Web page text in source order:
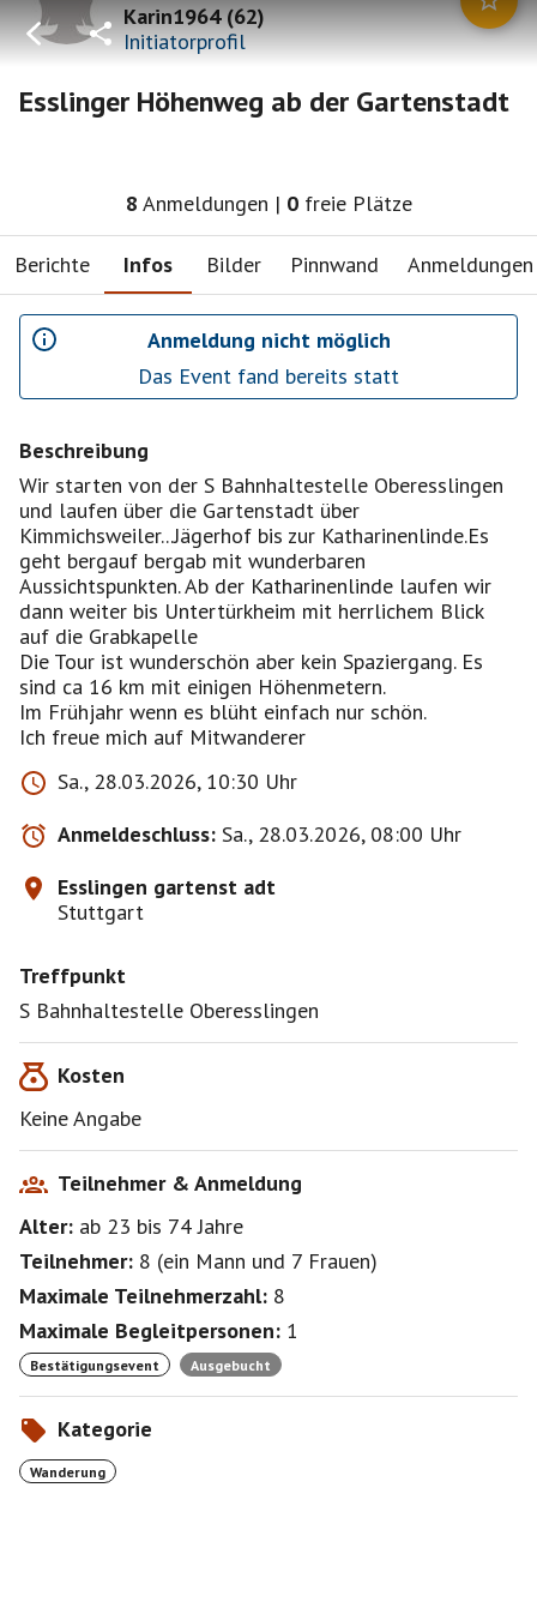
Karin1964(62)
Initiatorprofil
Esslinger Höhenweg ab der Gartenstadt
8 Anmeldungen | 0 freie Plätze
Berichte Infos Bilder Pinnwand Anmeldungen
Anmeldung nicht möglich
Das Event fand bereits statt
Beschreibung
Wir starten von der S Bahnhaltestelle Oberesslingen
und laufen über die Gartenstadt über
Kimmichsweiler...Jägerhof bis zur Katharinenlinde.Es
geht bergauf bergab mit wunderbaren
Aussichtspunkten. Ab der Katharinenlinde laufen wir
dann weiter bis Untertürkheim mit herrlichem Blick
auf die Grabkapelle
Die Tour ist wunderschön aber kein Spaziergang. Es
sind ca 16 km mit einigen Höhenmetern.
Im Frühjahr wenn es blüht einfach nur schön.
Ich freue mich auf Mitwanderer
Sa., 28.03.2026, 10:30 Uhr
Anmeldeschluss: Sa., 28.03.2026, 08:00 Uhr
Esslingen gartenst adt
Stuttgart
Treffpunkt
S Bahnhaltestelle Oberesslingen
Kosten
Keine Angabe
Teilnehmer & Anmeldung
Alter: ab 23 bis 74Jahre
Teilnehmer: 8 (ein Mann und 7 Frauen)
Maximale Teilnehmerzahl: 8
Maximale Begleitpersonen: 1
Bestätigungsevent Ausgebucht
Kategorie
Wanderung